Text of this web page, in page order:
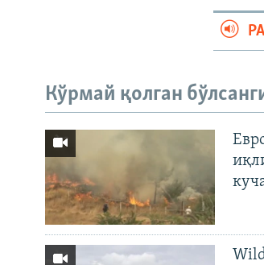
Кўрмай қолган